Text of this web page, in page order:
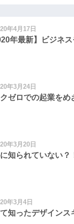
年4月17日
年最新】ビジネ
年3月24日
ゼロでの起業をめ
年3月20日
知られていない？
年3月4日
知ったデザインス